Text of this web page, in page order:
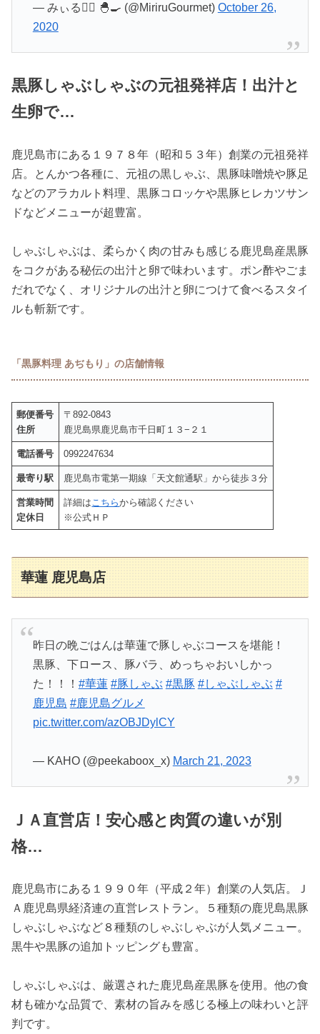
— みぃる❤️‍🔥 🐣🍳 (@MiriruGourmet) October 26,
2020
黒豚しゃぶしゃぶの元祖発祥店！出汁と
生卵で…
鹿児島市にある１９７８年（昭和５３年）創業の元祖発祥
店。とんかつ各種に、元祖の黒しゃぶ、黒豚味噌焼や豚足
などのアラカルト料理、黒豚コロッケや黒豚ヒレカツサン
ドなどメニューが超豊富。
しゃぶしゃぶは、柔らかく肉の甘みも感じる鹿児島産黒豚
をコクがある秘伝の出汁と卵で味わいます。ポン酢やごま
だれでなく、オリジナルの出汁と卵につけて食べるスタイ
ルも斬新です。
「黒豚料理 あぢもり」の店舗情報
郵便番号
住所
〒892-0843
鹿児島県鹿児島市千日町１３−２１
電話番号 0992247634
最寄り駅 鹿児島市電第一期線「天文館通駅」から徒歩３分
営業時間
定休日
詳細は こちらから確認ください
※公式ＨＰ
華蓮 鹿児島店
昨日の晩ごはんは華蓮で豚しゃぶコースを堪能！
黒豚、下ロース、豚バラ、めっちゃおいしかっ
た！！！ #華蓮 #豚しゃぶ #黒豚 #しゃぶしゃぶ #
鹿児島 #鹿児島グルメ
pic.twitter.com/azOBJDylCY
— KAHO (@peekaboox_x) March 21, 2023
ＪＡ直営店！安心感と肉質の違いが別
格…
鹿児島市にある１９９０年（平成２年）創業の人気店。Ｊ
Ａ鹿児島県経済連の直営レストラン。５種類の鹿児島黒豚
しゃぶしゃぶなど８種類のしゃぶしゃぶが人気メニュー。
黒牛や黒豚の追加トッピングも豊富。
しゃぶしゃぶは、厳選された鹿児島産黒豚を使用。他の食
材も確かな品質で、素材の旨みを感じる極上の味わいと評
判です。